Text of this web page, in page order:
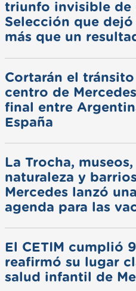
triunfo invisible de
Selección que
más que un
Cortarán el tránsito
centro de
final entre
España
La Trocha, museos,
naturaleza y
Mercedes lanzó
agenda para las
El CETIM cumplió
reafirmó su lugar
salud infantil de